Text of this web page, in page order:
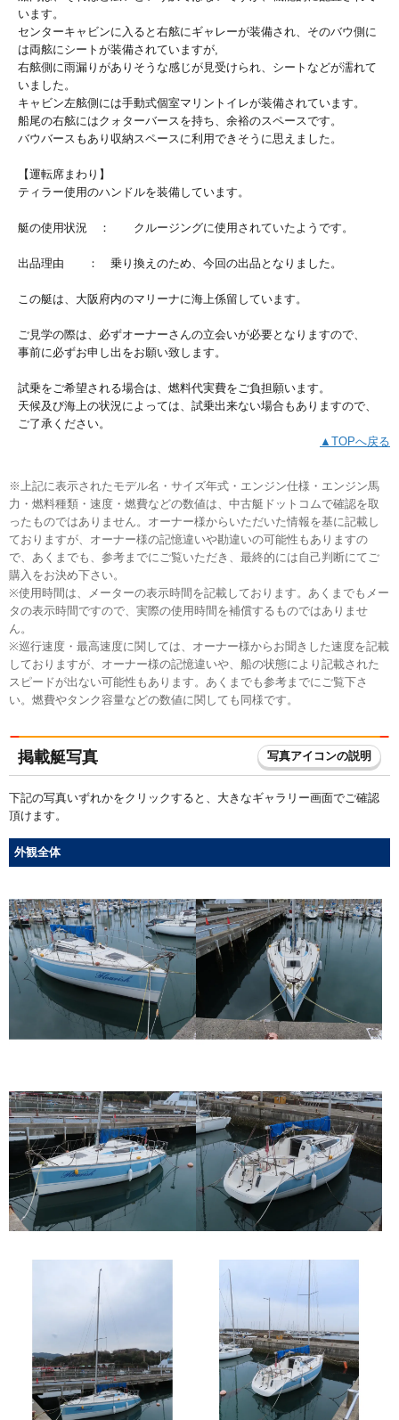
います。
センターキャビンに入ると右舷にギャレーが装備され、そのバウ側に
は両舷にシートが装備されていますが,
右舷側に雨漏りがありそうな感じが見受けられ、シートなどが濡れて
いました。
キャビン左舷側には手動式個室マリントイレが装備されています。
船尾の右舷にはクォターバースを持ち、余裕のスペースです。
バウバースもあり収納スペースに利用できそうに思えました。
【運転席まわり】
ティラー使用のハンドルを装備しています。
艇の使用状況 ： クルージングに使用されていたようです。
出品理由 ： 乗り換えのため、今回の出品となりました。
この艇は、大阪府内のマリーナに海上係留しています。
ご見学の際は、必ずオーナーさんの立会いが必要となりますので、
事前に必ずお申し出をお願い致します。
試乗をご希望される場合は、燃料代実費をご負担願います。
天候及び海上の状況によっては、試乗出来ない場合もありますので、
ご了承ください。
▲TOPへ戻る
※上記に表示されたモデル名・サイズ年式・エンジン仕様・エンジン馬
力・燃料種類・速度・燃費などの数値は、中古艇ドットコムで確認を取
ったものではありません。オーナー様からいただいた情報を基に記載し
ておりますが、オーナー様の記憶違いや勘違いの可能性もありますの
で、あくまでも、参考までにご覧いただき、最終的には自己判断にてご
購入をお決め下さい。
※使用時間は、メーターの表示時間を記載しております。あくまでもメー
タの表示時間ですので、実際の使用時間を補償するものではありませ
ん。
※巡行速度・最高速度に関しては、オーナー様からお聞きした速度を記載
しておりますが、オーナー様の記憶違いや、船の状態により記載された
スピードが出ない可能性もあります。あくまでも参考までにご覧下さ
い。燃費やタンク容量などの数値に関しても同様です。
掲載艇写真 写真アイコンの説明
下記の写真いずれかをクリックすると、大きなギャラリー画面でご確認
頂けます。
外観全体